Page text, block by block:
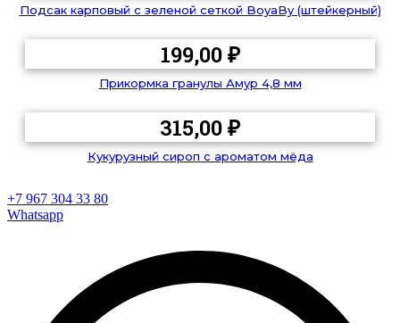
Подсак карповый с зеленой сеткой BoyaBy (штейкерный)
199,00₽
Прикормка гранулы Амур 4,8 мм
315,00₽
Кукурузный сироп с ароматом мёда
+7 967 304 33 80
Whatsapp